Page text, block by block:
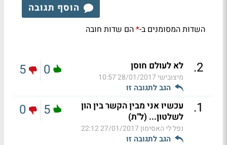
הוסף תגובה
השדות המסומנים ב-*הם שדות חובה
2
. לא לעולם חוסן
מיצובישי28/01/2017 10:57
הגב לתגובה זו
0
5
1
.
עכשיו אני מבין הקשר בין הון
לשלטון... (ל"ת)
נפל לי האסימון27/01/2017 22:12
הגב לתגובה זו
5
0